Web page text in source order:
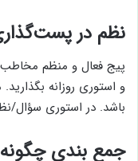
نظم در
و استوری روزانه
باشد. در استوری سؤال/
جمع بندی چگونه